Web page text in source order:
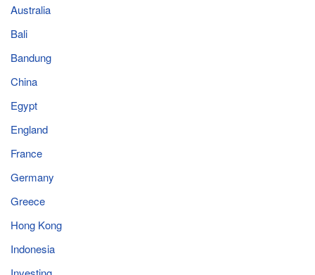
Australia
Bali
Bandung
China
Egypt
England
France
Germany
Greece
Hong Kong
Indonesia